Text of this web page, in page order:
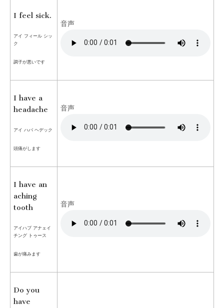
I feel sick.
アイ フィール シッ
ク
調子が悪いです
音声
I have a
headache
アイ ハバ ヘデック
頭痛がします
音声
I have an
aching
tooth
アイハブ アナェイ
チング トゥース
歯が痛みます
音声
Do you
have